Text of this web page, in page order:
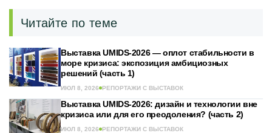
Читайте по теме
Выставка UMIDS-2026 — оплот стабильности в
море кризиса: экспозиция амбициозных
решений (часть 1)
ИЮЛ 8, 2026 РЕПОРТАЖИ С ВЫСТАВОК
Выставка UMIDS-2026: дизайн и технологии вне
кризиса или для его преодоления? (часть 2)
ИЮЛ 8, 2026 РЕПОРТАЖИ С ВЫСТАВОК